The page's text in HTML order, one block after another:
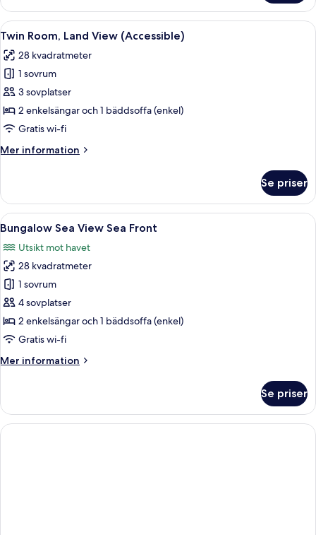
-
utsikt
mot
(Outdoor
Whirlpool
Öppna
alla
foton
för
Twin
Room,
Land
(Accessible)
Ett sovrum med en stor säng, en tv,
6
Twin Room, Land View (Accessible)
28 kvadratmeter
1 sovrum
3 sovplatser
2 enkelsängar och 1 bäddsoffa (enkel)
Gratis wi-fi
Mer information
Mer
Room,
Land
View
(Accessible)
Se priser
Öppna
alla
foton
för
Bungalow
Sea
View
Sea
Ett hotellrum med en säng, en tv,
5
Bungalow Sea View Sea Front
Utsikt mot havet
28 kvadratmeter
1 sovrum
4 sovplatser
2 enkelsängar och 1 bäddsoffa (enkel)
Gratis wi-fi
Mer information
Mer
Sea
View
Sea
Se priser